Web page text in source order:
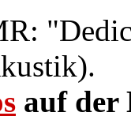
auf der